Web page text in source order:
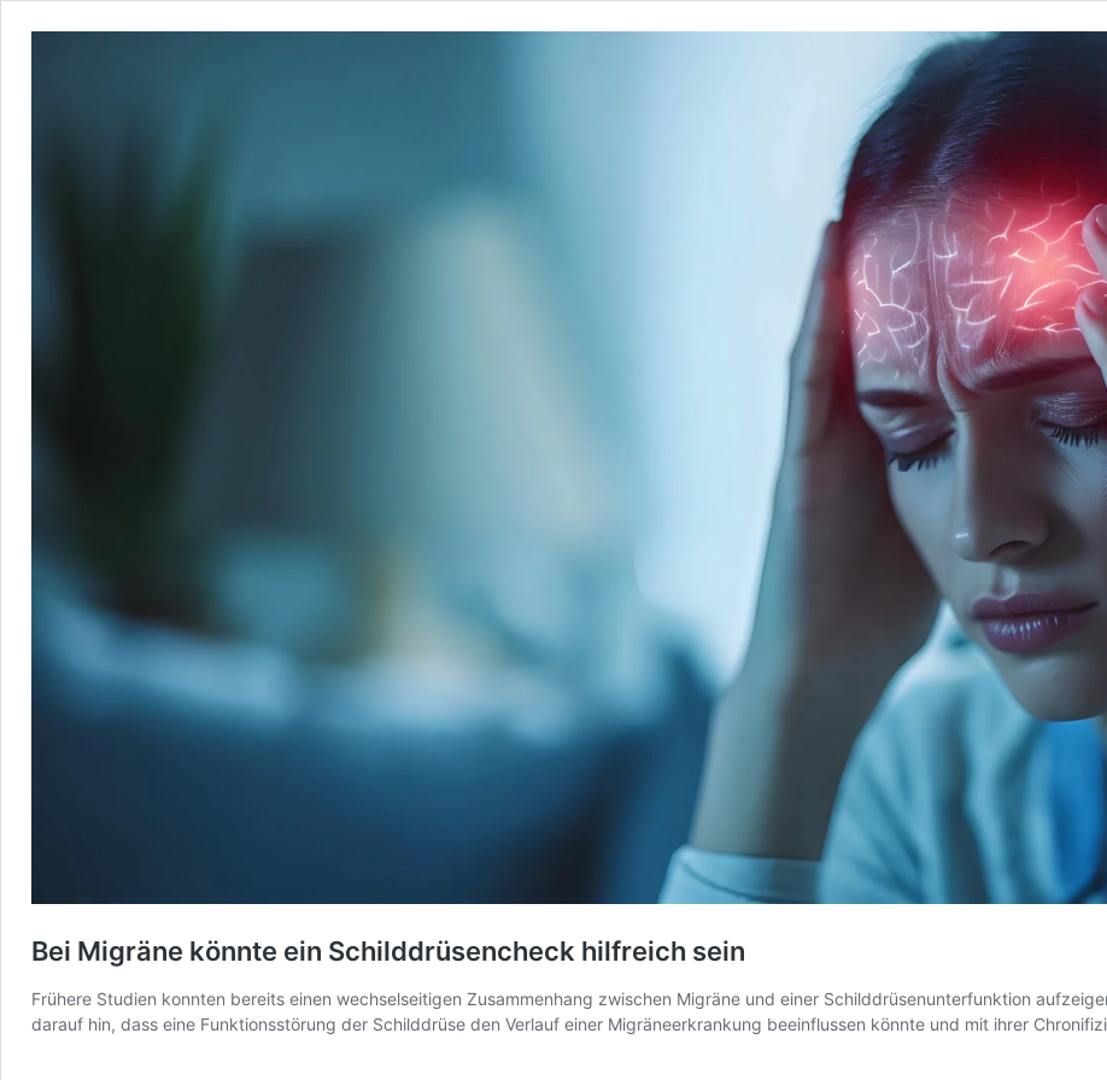
Bei Migräne könnte ein Schilddrüsencheck hilfreich sein
Frühere Studien konnten bereits einen wechselseitigen Zusammenhang zwischen Migräne und einer Schilddrüsenunterfunktion
darauf hin, dass eine Funktionsstörung der Schilddrüse den Verlauf einer Migräneerkrankung beeinflussen könnte und mit ihrer